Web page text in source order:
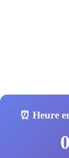
⏰ Heure